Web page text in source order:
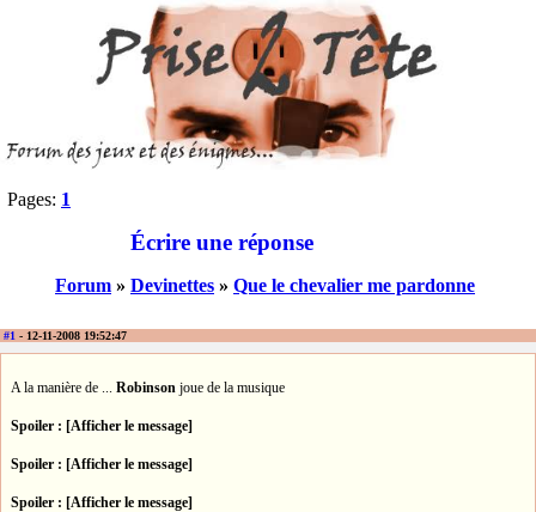
Pages: 1
Écrire une réponse
Forum » Devinettes » Que le chevalier me pardonne
#1 - 12-11-2008 19:52:47
A la manière de ... Robinson joue de la musique
Spoiler : [Afficher le message]
Spoiler : [Afficher le message]
Spoiler : [Afficher le message]